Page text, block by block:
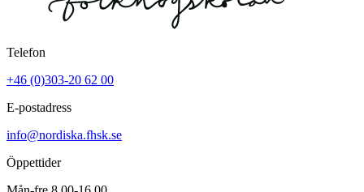
Telefon
+46 (0)303-20 62 00
E-postadress
info@nordiska.fhsk.se
Öppettider